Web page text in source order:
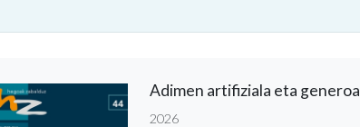
Adimen artifiziala eta generoa
2026